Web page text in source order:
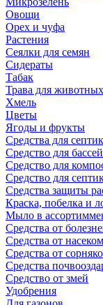
Овощи
Орех и чуфа
Растения
Сеялки для семян
Сидераты
Табак
Трава для животных
Хмель
Цветы
Ягоды и фрукты
Средства для
Средство для
Средство для
Средство для
Средства защиты
Краска, побелка и
Мыло в
Средства от
Средства от
Средства от
Средства
Средство от змей
Удобрения